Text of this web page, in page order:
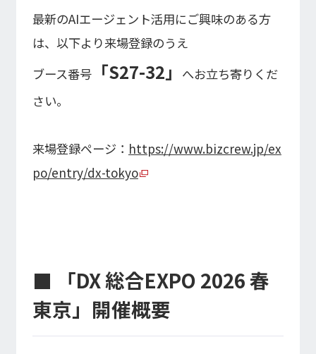
ディスクロージャーポリシー
免責事項
IR情報お問合せ
電子公告
最新のAIエージェント活用にご興味のある方
は、以下より来場登録のうえ
ブース番号「S27-32」
へお立ち寄りくだ
さい。
来場登録ページ： https://www.bizcrew.jp/ex
po/entry/dx-tokyo
■ 「DX 総合EXPO 2026 春
東京」開催概要